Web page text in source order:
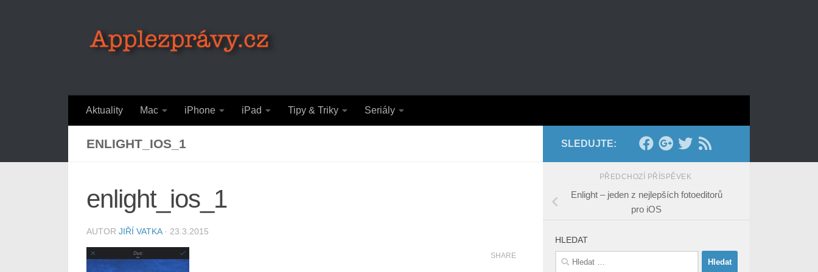
Aktuality Mac iPhone iPad Tipy & Triky Seriály
ENLIGHT_IOS_1
enlight_ios_1
AUTOR JIŘÍ VATKA · 23.3.2015
SHARE
SLEDUJTE:
PŘEDCHOZÍ PŘÍSPĚVEK
Enlight – jeden z nejlepších fotoeditorů
pro iOS
HLEDAT
Vyhledávání